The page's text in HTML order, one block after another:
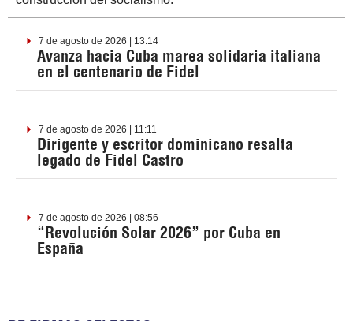
7 de agosto de 2026 | 13:14
Avanza hacia Cuba marea solidaria italiana
en el centenario de Fidel
7 de agosto de 2026 | 11:11
Dirigente y escritor dominicano resalta
legado de Fidel Castro
7 de agosto de 2026 | 08:56
“Revolución Solar 2026” por Cuba en
España